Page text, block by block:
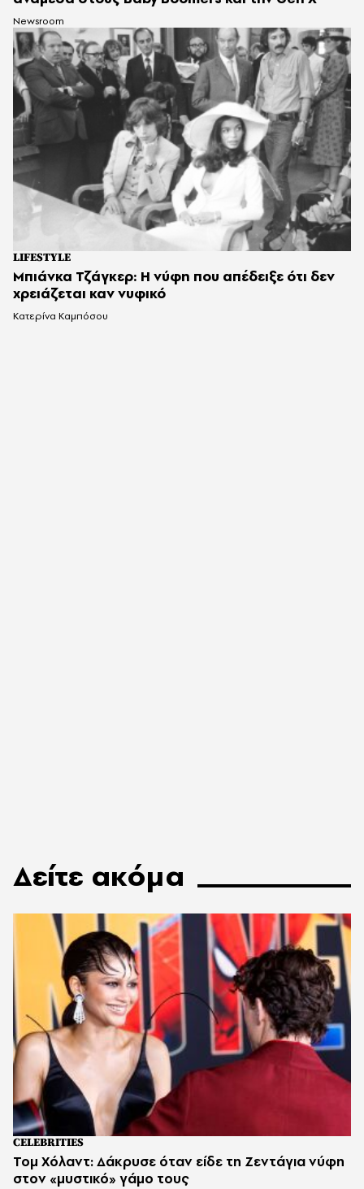
Newsroom
LIFESTYLE
Mπιάνκα Τζάγκερ: Η νύφη που απέδειξε ότι δεν
χρειάζεται καν νυφικό
Κατερίνα Καμπόσου
Δείτε ακόμα
CELEBRITIES
Τομ Χόλαντ: Δάκρυσε όταν είδε τη Ζεντάγια νύφη
στον «μυστικό» γάμο τους